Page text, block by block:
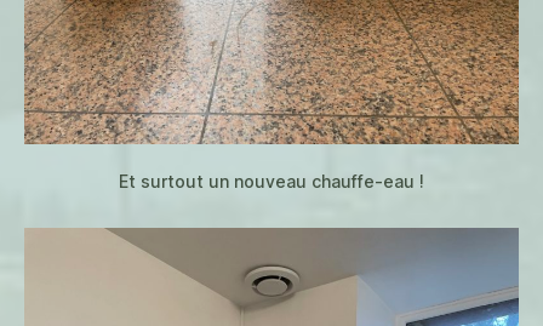
Et surtout un nouveau chauffe-eau !